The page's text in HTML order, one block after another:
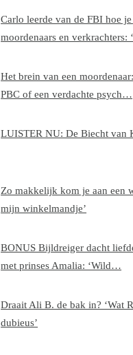
Carlo leerde van de FBI hoe
moordenaars en verkrachters:
Het brein van een
PBC of een verdachte psych…
LUISTER NU: De Biecht van
Zo makkelijk kom je aan een
mijn winkelmandje’
BONUS Bijldreiger dacht
met prinses Amalia: ‘Wild…
Draait Ali B. de bak in? ‘Wat
dubieus’